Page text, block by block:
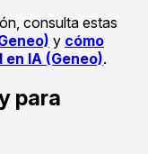
consulta estas
y cómo
IA (Geneo).
para